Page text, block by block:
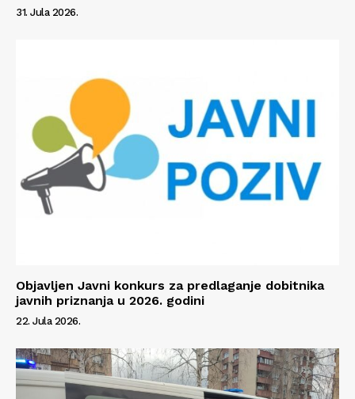
31. Jula 2026.
Objavljen Javni konkurs za predlaganje dobitnika
javnih priznanja u 2026. godini
22. Jula 2026.